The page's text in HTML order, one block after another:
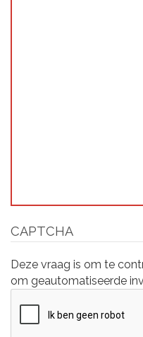
CAPTCHA
Deze vraag is om te
om geautomatiseerde